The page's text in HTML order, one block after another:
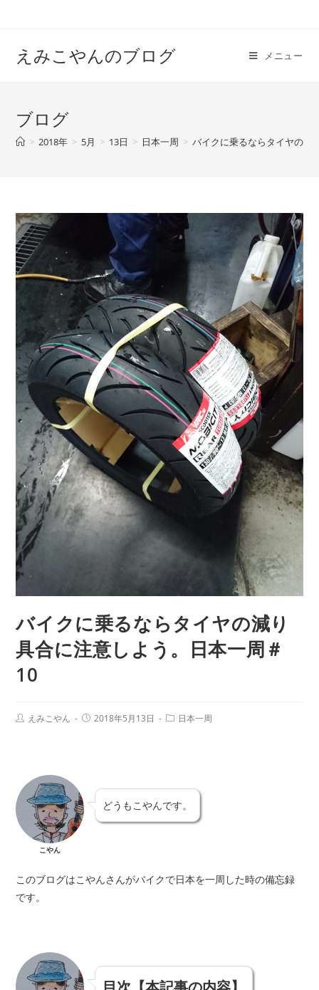
えみこやんのブログ メニュー
ブログ
> 2018年 > 5月 > 13日 > 日本一周 > バイクに乗るならタイヤの減
バイクに乗るならタイヤの減り
具合に注意しよう。日本一周＃
10
えみこやん 2018年5月13日 日本一周
こやん
どうもこやんです。
このブログはこやんさんがバイクで日本を一周した時の備忘録
です。